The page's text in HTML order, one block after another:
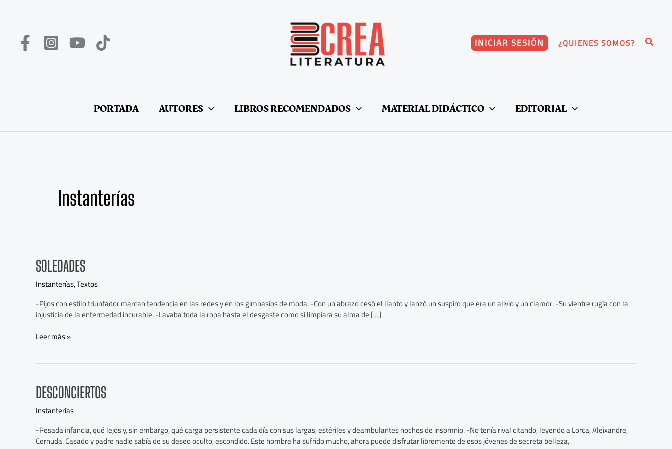
INICIAR SESIÓN ¿QUIENES SOMOS? Buscar
PORTADA AUTORES LIBROS RECOMENDADOS MATERIAL DIDÁCTICO EDITORIAL
Instanterías
SOLEDADES
Instanterías,Textos
-Pijos con estilo triunfador marcan tendencia en las redes y en los gimnasios de moda. -Con un abrazo cesó el llanto y lanzó un suspiro que era un alivio y un clamor. -Su vientre rugía con la
injusticia de la enfermedad incurable. -Lavaba toda la ropa hasta el desgaste como si limpiara su alma de […]
Soledades
Leer más »
DESCONCIERTOS
Instanterías
-Pesada infancia, qué lejos y, sin embargo, qué carga persistente cada día con sus largas, estériles y deambulantes noches de insomnio. -No tenía rival citando, leyendo a Lorca, Aleixandre,
Cernuda. Casado y padre nadie sabía de su deseo oculto, escondido. Este hombre ha sufrido mucho, ahora puede disfrutar libremente de esos jóvenes de secreta belleza,
Desconciertos